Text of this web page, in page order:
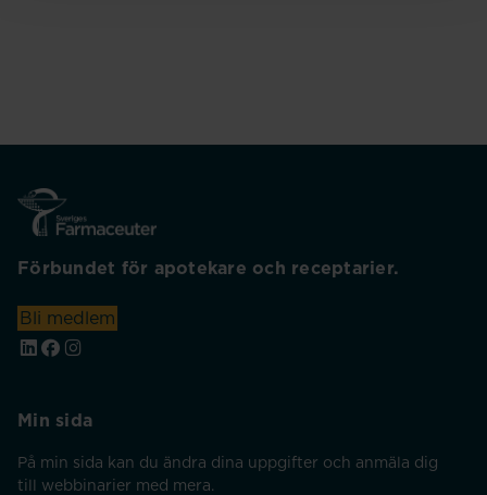
Förbundet för apotekare och receptarier.
Bli medlem
Min sida
På min sida kan du ändra dina uppgifter och anmäla dig
till webbinarier med mera.